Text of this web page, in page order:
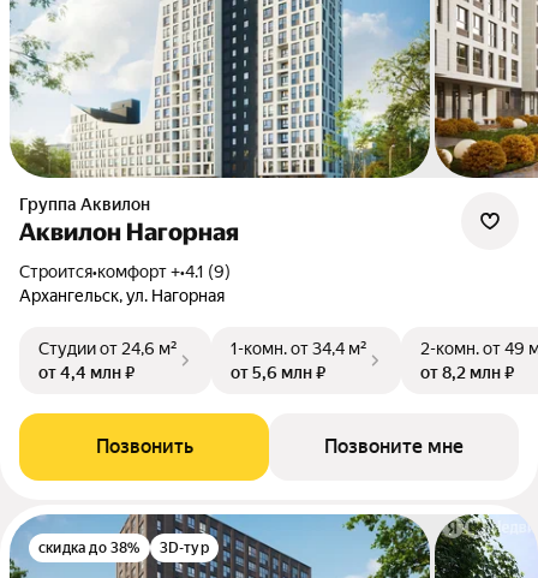
Группа Аквилон
Аквилон Нагорная
Строится•комфорт +•4.1 (9)
Архангельск, ул. Нагорная
Студииот 24,6 м²
от 4,4 млн ₽
1-комн.от 34,4 м²
от 5,6 млн ₽
2-комн.от 49
от 8,2 млн ₽
Позвонить Позвоните мне
скидка до 38% 3D-тур